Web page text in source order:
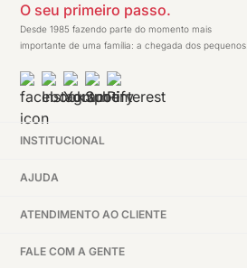
O seu primeiro passo.
Desde 1985 fazendo parte do momento mais
importante de uma família: a chegada dos pequenos.
INSTITUCIONAL
AJUDA
ATENDIMENTO AO CLIENTE
FALE COM A GENTE